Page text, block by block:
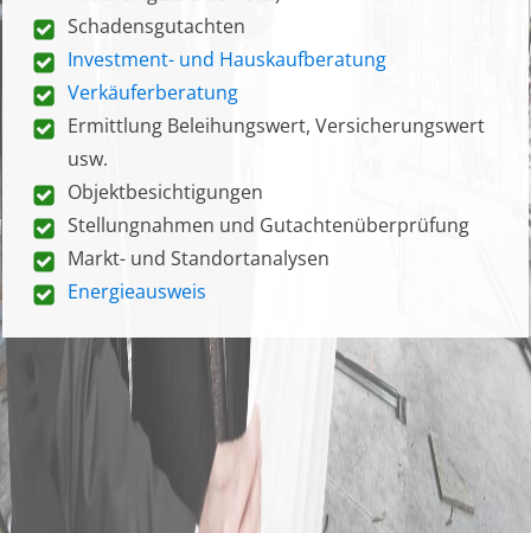
Schadensgutachten
Investment- und Hauskaufberatung
Verkäuferberatung
Ermittlung Beleihungswert, Versicherungswert
usw.
Objektbesichtigungen
Stellungnahmen und Gutachtenüberprüfung
Markt- und Standortanalysen
Energieausweis